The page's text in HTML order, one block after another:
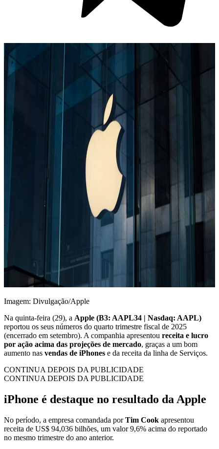
Imagem: Divulgação/Apple
Na quinta-feira (29), a Apple (B3: AAPL34 | Nasdaq: AAPL)
reportou os seus números do quarto trimestre fiscal de 2025
(encerrado em setembro). A companhia apresentou receita e lucro
por ação acima das projeções de mercado, graças a um bom
aumento nas vendas de iPhones e da receita da linha de Serviços.
CONTINUA DEPOIS DA PUBLICIDADE
CONTINUA DEPOIS DA PUBLICIDADE
iPhone é destaque no resultado da Apple
No período, a empresa comandada porTim Cook apresentou
receita de US$ 94,036 bilhões, um valor 9,6% acima do reportado
no mesmo trimestre do ano anterior.